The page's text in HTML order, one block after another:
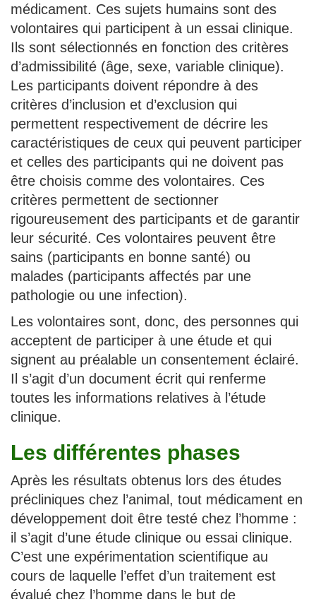
médicament. Ces sujets humains sont des
volontaires qui participent à un essai clinique.
Ils sont sélectionnés en fonction des critères
d’admissibilité (âge, sexe, variable clinique).
Les participants doivent répondre à des
critères d’inclusion et d’exclusion qui
permettent respectivement de décrire les
caractéristiques de ceux qui peuvent participer
et celles des participants qui ne doivent pas
être choisis comme des volontaires. Ces
critères permettent de sectionner
rigoureusement des participants et de garantir
leur sécurité. Ces volontaires peuvent être
sains (participants en bonne santé) ou
malades (participants affectés par une
pathologie ou une infection).
Les volontaires sont, donc, des personnes qui
acceptent de participer à une étude et qui
signent au préalable un consentement éclairé.
Il s’agit d’un document écrit qui renferme
toutes les informations relatives à l’étude
clinique.
Les différentes phases
Après les résultats obtenus lors des études
précliniques chez l’animal, tout médicament en
développement doit être testé chez l’homme :
il s’agit d’une étude clinique ou essai clinique.
C’est une expérimentation scientifique au
cours de laquelle l’effet d’un traitement est
évalué chez l’homme dans le but de